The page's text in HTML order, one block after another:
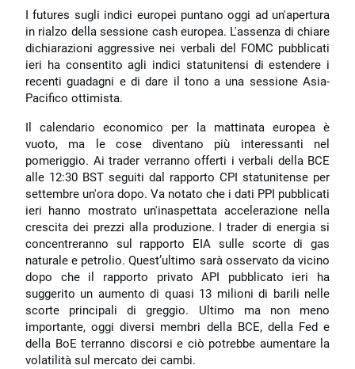
I futures sugli indici europei puntano oggi ad un'apertura
in rialzo della sessione cash europea. L'assenza di chiare
dichiarazioni aggressive nei verbali del FOMC pubblicati
ieri ha consentito agli indici statunitensi di estendere i
recenti guadagni e di dare il tono a una sessione Asia-
Pacifico ottimista.
Il calendario economico per la mattinata europea è
vuoto, ma le cose diventano più interessanti nel
pomeriggio. Ai trader verranno offerti i verbali della BCE
alle 12:30 BST seguiti dal rapporto CPI statunitense per
settembre un'ora dopo. Va notato che i dati PPI pubblicati
ieri hanno mostrato un'inaspettata accelerazione nella
crescita dei prezzi alla produzione. I trader di energia si
concentreranno sul rapporto EIA sulle scorte di gas
naturale e petrolio. Quest’ultimo sarà osservato da vicino
dopo che il rapporto privato API pubblicato ieri ha
suggerito un aumento di quasi 13 milioni di barili nelle
scorte principali di greggio. Ultimo ma non meno
importante, oggi diversi membri della BCE, della Fed e
della BoE terranno discorsi e ciò potrebbe aumentare la
volatilità sul mercato dei cambi.